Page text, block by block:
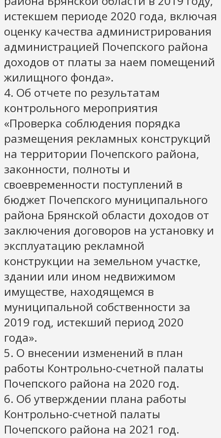
истекшем периоде 2020 года, включая
оценку качества администрирования
администрацией Почепского района
доходов от платы за наем помещений
жилищного фонда».
4. Об отчете по результатам
контрольного мероприятия
«Проверка соблюдения порядка
размещения рекламных конструкций
на территории Почепского района,
законности, полноты и
своевременности поступлений в
бюджет Почепского муниципального
района Брянской области доходов от
заключения договоров на установку и
эксплуатацию рекламной
конструкции на земельном участке,
здании или ином недвижимом
имуществе, находящемся в
муниципальной собственности за
2019 год, истекший период 2020
года».
5. О внесении изменений в план
работы Контрольно-счетной палаты
Почепского района на 2020 год.
6. Об утверждении плана работы
Контрольно-счетной палаты
Почепского района на 2021 год.